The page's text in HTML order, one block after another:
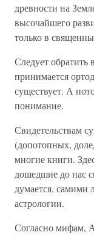
древности на
высочайшего
только в
Следует
принимается
существует. А
понимание.
Свидетельствам
(допотопных,
многие книги.
дошедшие до нас
думается, самими
астрологии.
Согласно мифам,